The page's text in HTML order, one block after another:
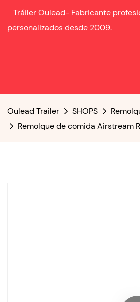
Tráiler Oulead- Fabricante
personalizados desde 2009.
Oulead Trailer SHOPS
Remolque de comida Airstream